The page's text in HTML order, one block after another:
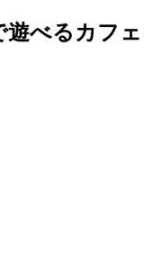
遊べるカフェ